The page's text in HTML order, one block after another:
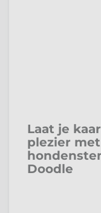
Laat je
plezier
Doodle